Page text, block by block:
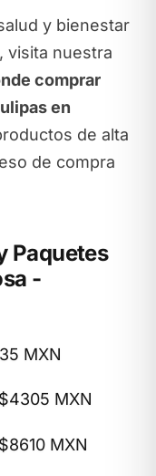
y bienestar
visita nuestra
comprar
en
de alta
de compra
Paquetes
-
MXN
MXN
MXN